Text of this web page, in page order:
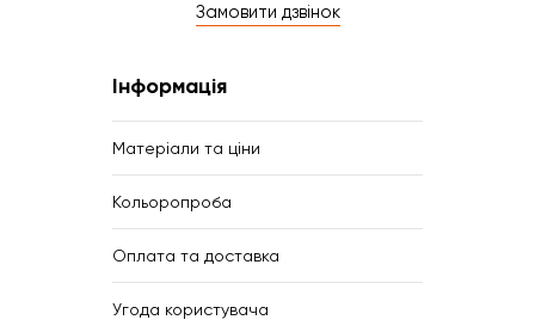
Замовити дзвінок
Інформація
Матеріали та ціни
Кольоропроба
Оплата та доставка
Угода користувача